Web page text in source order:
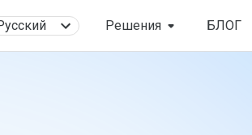
Решения БЛОГ